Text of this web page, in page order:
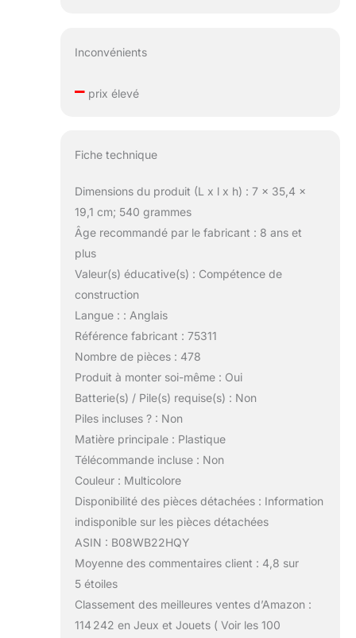
Inconvénients
–prix élevé
Fiche technique
Dimensions du produit (L x l x h) : 7 x 35,4 x
19,1 cm; 540 grammes
Âge recommandé par le fabricant : 8 ans et
plus
Valeur(s) éducative(s) : Compétence de
construction
Langue : : Anglais
Référence fabricant : 75311
Nombre de pièces : 478
Produit à monter soi-même : Oui
Batterie(s) / Pile(s) requise(s) : Non
Piles incluses ? : Non
Matière principale : Plastique
Télécommande incluse : Non
Couleur : Multicolore
Disponibilité des pièces détachées : Information
indisponible sur les pièces détachées
ASIN : B08WB22HQY
Moyenne des commentaires client : 4,8 sur
5 étoiles
Classement des meilleures ventes d’Amazon :
114 242 en Jeux et Jouets ( Voir les 100